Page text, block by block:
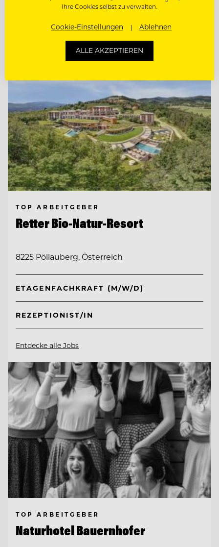
CHEF DE RANG / BARKEEPER
TOP ARBEITGEBER
Retter Bio-Natur-Resort
8225 Pöllauberg, Österreich
ETAGENFACHKRAFT (M/W/D)
REZEPTIONIST/IN
Entdecke alle Jobs
TOP ARBEITGEBER
Naturhotel Bauernhofer
Ihre Cookies selbst zu verwalten.
Cookie-Einstellungen Ablehnen
ALLE AKZEPTIEREN